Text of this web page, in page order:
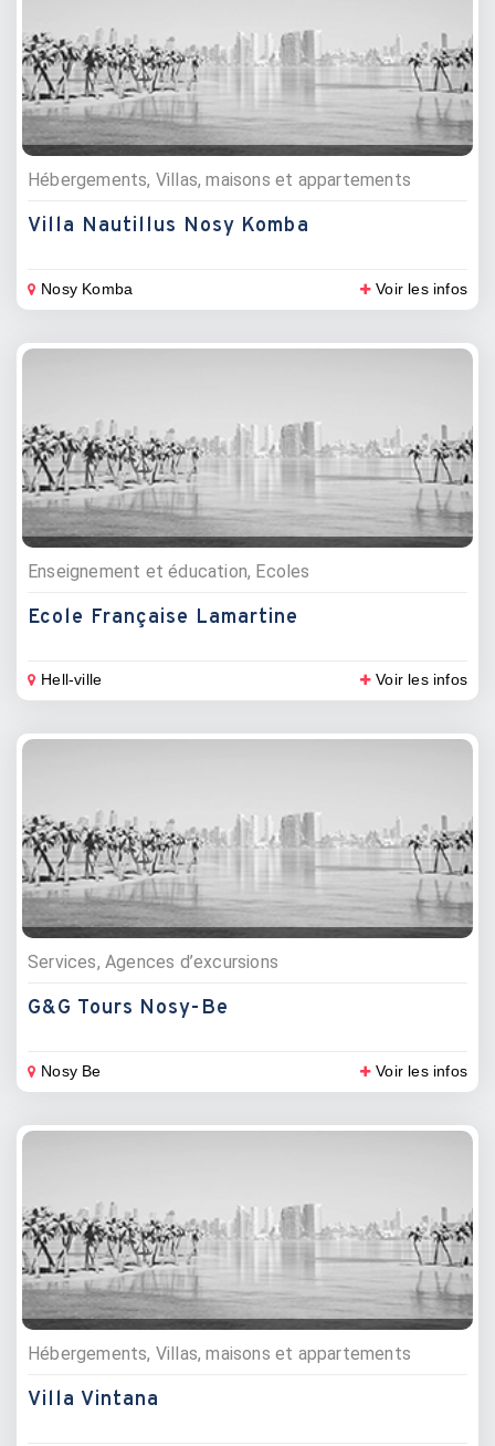
Hébergements, Villas, maisons et appartements
Villa Nautillus Nosy Komba
Nosy Komba Voir les infos
Enseignement et éducation, Ecoles
Ecole Française Lamartine
Hell-ville Voir les infos
Services, Agences d’excursions
G&G Tours Nosy-Be
Nosy Be Voir les infos
Hébergements, Villas, maisons et appartements
Villa Vintana